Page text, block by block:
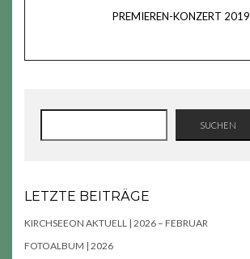
PREMIEREN-KONZERT 2019
SUCHEN
SUCHEN
LETZTE BEITRÄGE
KIRCHSEEON AKTUELL | 2026 – FEBRUAR
FOTOALBUM | 2026